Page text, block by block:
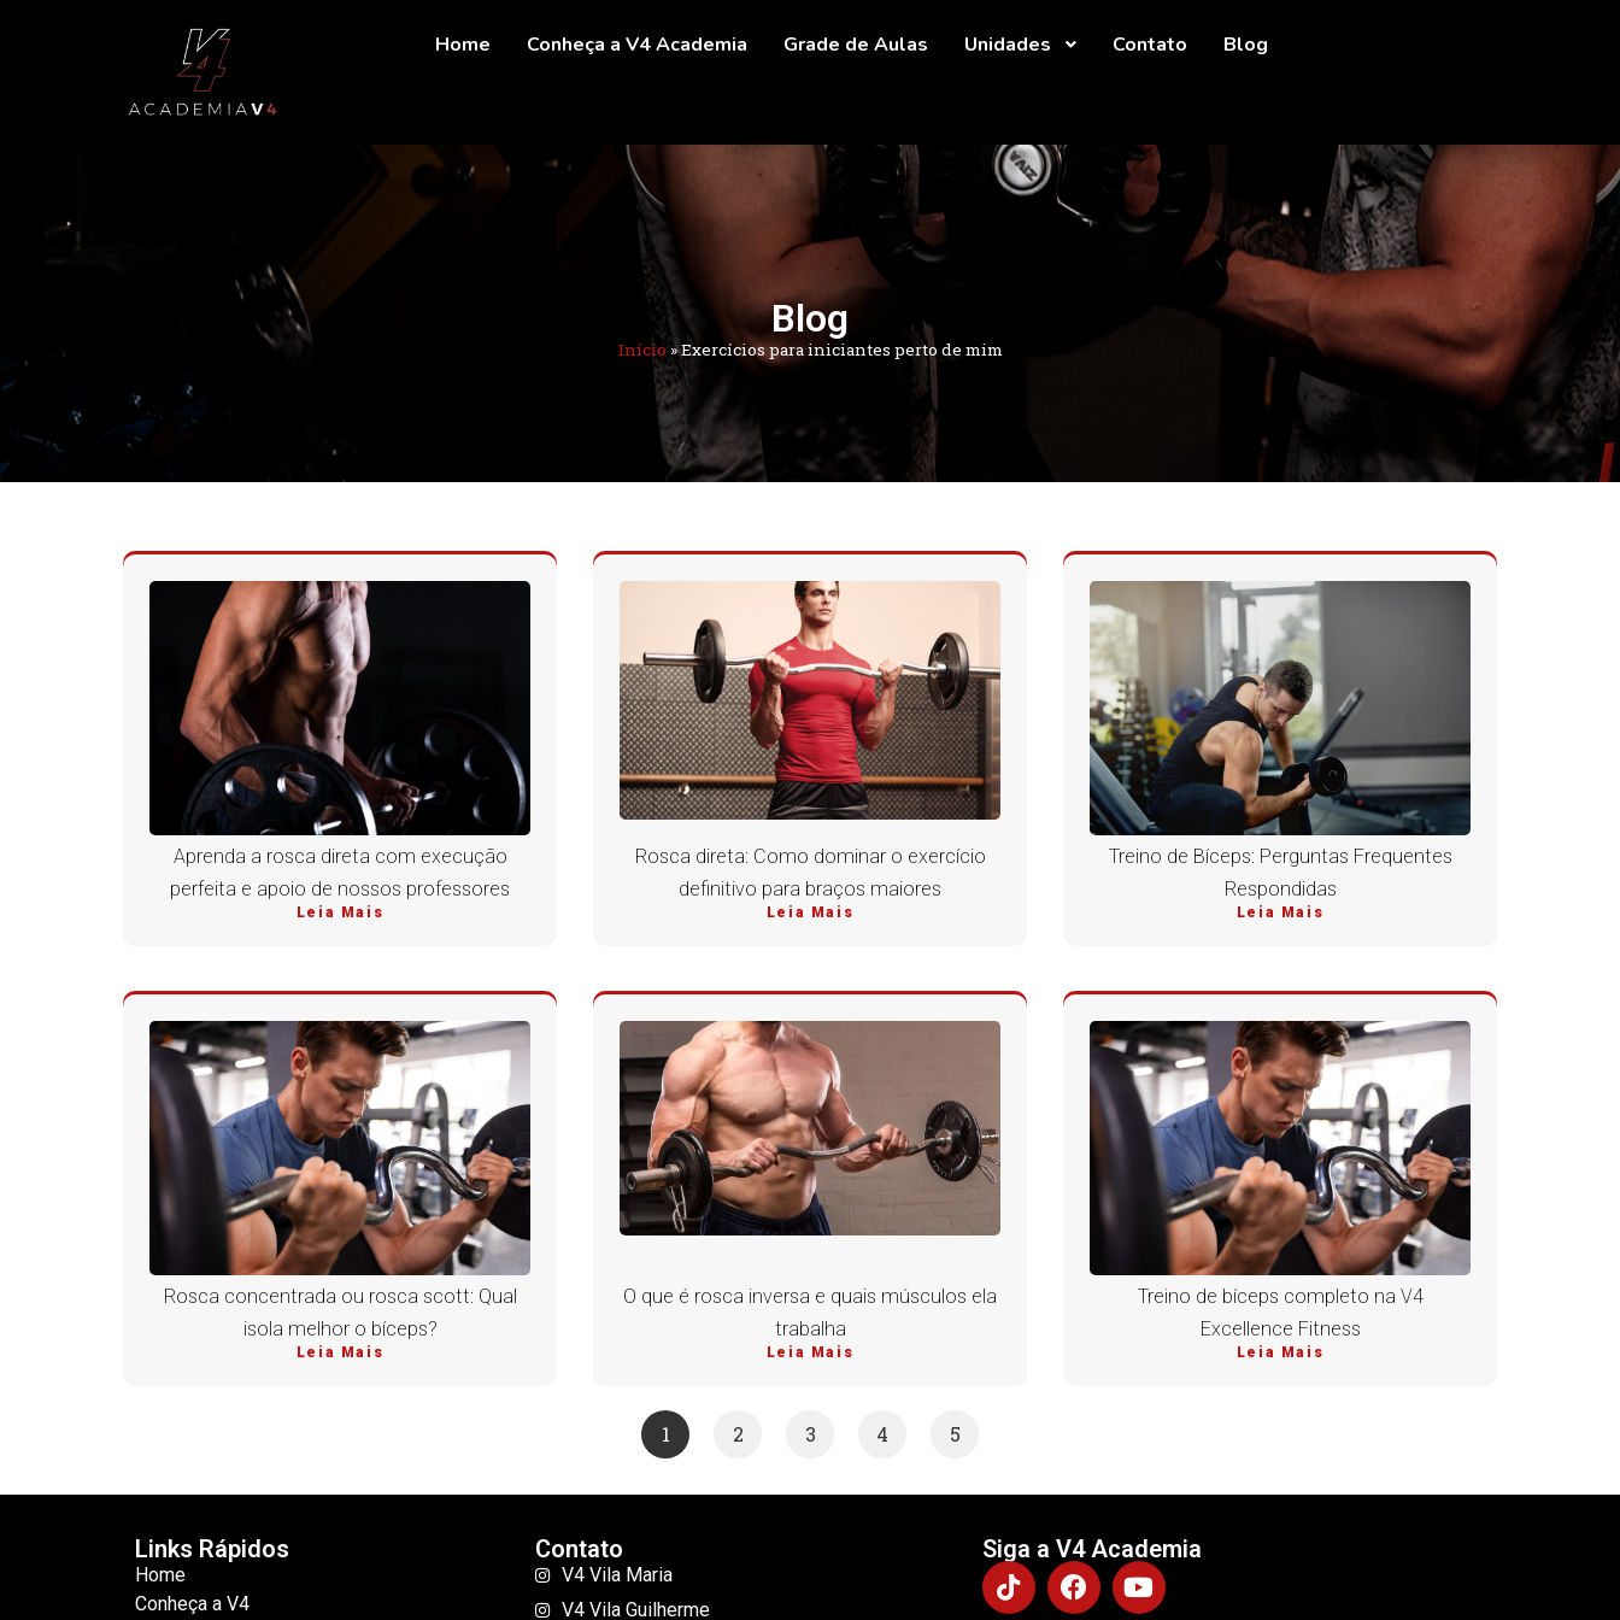
Home Conheça a V4 Academia Grade de Aulas Unidades Contato Blog
Blog
Início »Exercícios para iniciantes perto de mim
Aprenda a rosca direta com execução
perfeita e apoio de nossos professores
Leia Mais
Rosca direta: Como dominar o exercício
definitivo para braços maiores
Leia Mais
Treino de Bíceps: Perguntas Frequentes
Respondidas
Leia Mais
Rosca concentrada ou rosca scott: Qual
isola melhor o bíceps?
Leia Mais
O que é rosca inversa e quais músculos ela
trabalha
Leia Mais
Treino de bíceps completo na V4
Excellence Fitness
Leia Mais
1 2 3 4 5
Links Rápidos
Home
Conheça a V4
Contato
V4 Vila Maria
V4 Vila Guilherme
Siga a V4 Academia